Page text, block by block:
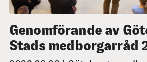
Genomförande av
Stads medborgarråd